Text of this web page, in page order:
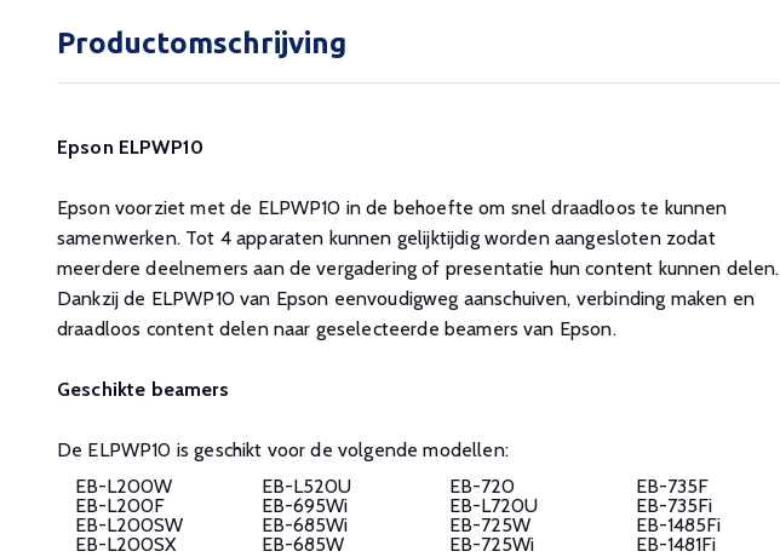
Productomschrijving
Epson ELPWP10
Epson voorziet met de ELPWP10 in de behoefte om snel draadloos te kunnen
samenwerken. Tot 4 apparaten kunnen gelijktijdig worden aangesloten zodat
meerdere deelnemers aan de vergadering of presentatie hun content kunnen delen.
Dankzij de ELPWP10 van Epson eenvoudigweg aanschuiven, verbinding maken en
draadloos content delen naar geselecteerde beamers van Epson.
Geschikte beamers
De ELPWP10 is geschikt voor de volgende modellen:
EB-L200W
EB-L200F
EB-L200SW
EB-L200SX
EB-L520U
EB-695Wi
EB-685Wi
EB-685W
EB-720
EB-L720U
EB-725W
EB-725Wi
EB-735F
EB-735Fi
EB-1485Fi
EB-1481Fi